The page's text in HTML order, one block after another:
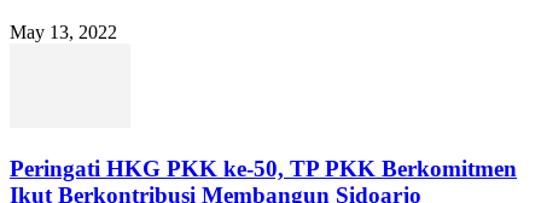
May 13, 2022
Peringati HKG PKK ke-50, TP PKK Berkomitmen
Ikut Berkontribusi Membangun Sidoarjo